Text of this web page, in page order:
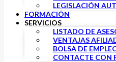
LEGISLACIÓN
FORMACIÓN
SERVICIOS
LISTADO DE
VENTAJAS
BOLSA DE
CONTACTE CON